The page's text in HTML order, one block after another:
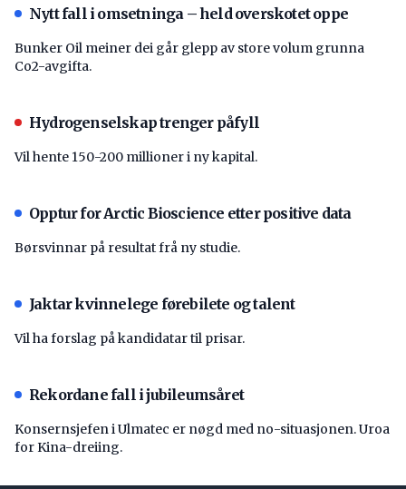
Nytt fall i omsetninga – held overskotet oppe
Bunker Oil meiner dei går glepp av store volum grunna
Co2-avgifta.
Hydrogenselskap trenger påfyll
Vil hente 150-200 millioner i ny kapital.
Opptur for Arctic Bioscience etter positive data
Børsvinnar på resultat frå ny studie.
Jaktar kvinnelege førebilete og talent
Vil ha forslag på kandidatar til prisar.
Rekordane fall i jubileumsåret
Konsernsjefen i Ulmatec er nøgd med no-situasjonen. Uroa
for Kina-dreiing.